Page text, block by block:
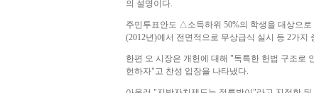
의 설명이다.
주민투표안도 △소득하위 50%의 학생을 대상으
(2012년)에서 전면적으로 무상급식 실시 등 2가지
한편 오 시장은 개헌에 대해 "독특한 헌법 구조로
헌하자"고 찬성 입장을 나타냈다.